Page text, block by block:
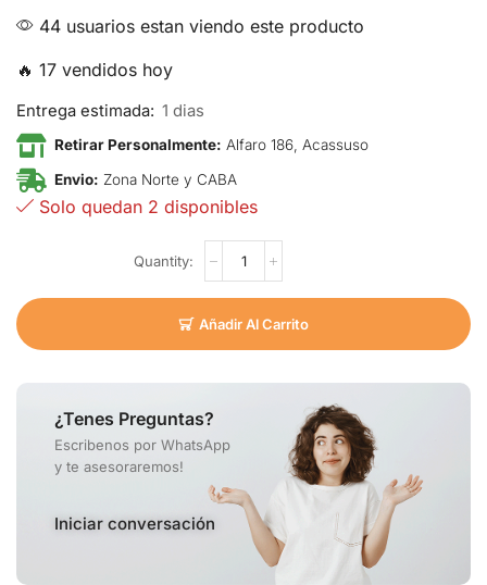
44 usuarios estan viendo este producto
🔥 17 vendidos hoy
Entrega estimada: 1 dias
Retirar Personalmente: Alfaro 186, Acassuso
Envio: Zona Norte y CABA
Solo quedan 2 disponibles
Añadir Al Carrito
¿Tenes Preguntas?
Escribenos por WhatsApp
y te asesoraremos!
Iniciar conversación